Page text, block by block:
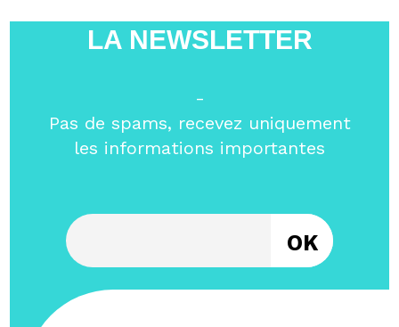
LA NEWSLETTER
-
Pas de spams, recevez uniquement
les informations importantes